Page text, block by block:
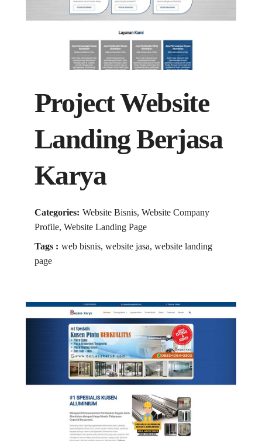
Project Website
Landing Berjasa
Karya
Categories: Website Bisnis, Website Company
Profile, Website Landing Page
Tags : web bisnis, website jasa, website landing
page